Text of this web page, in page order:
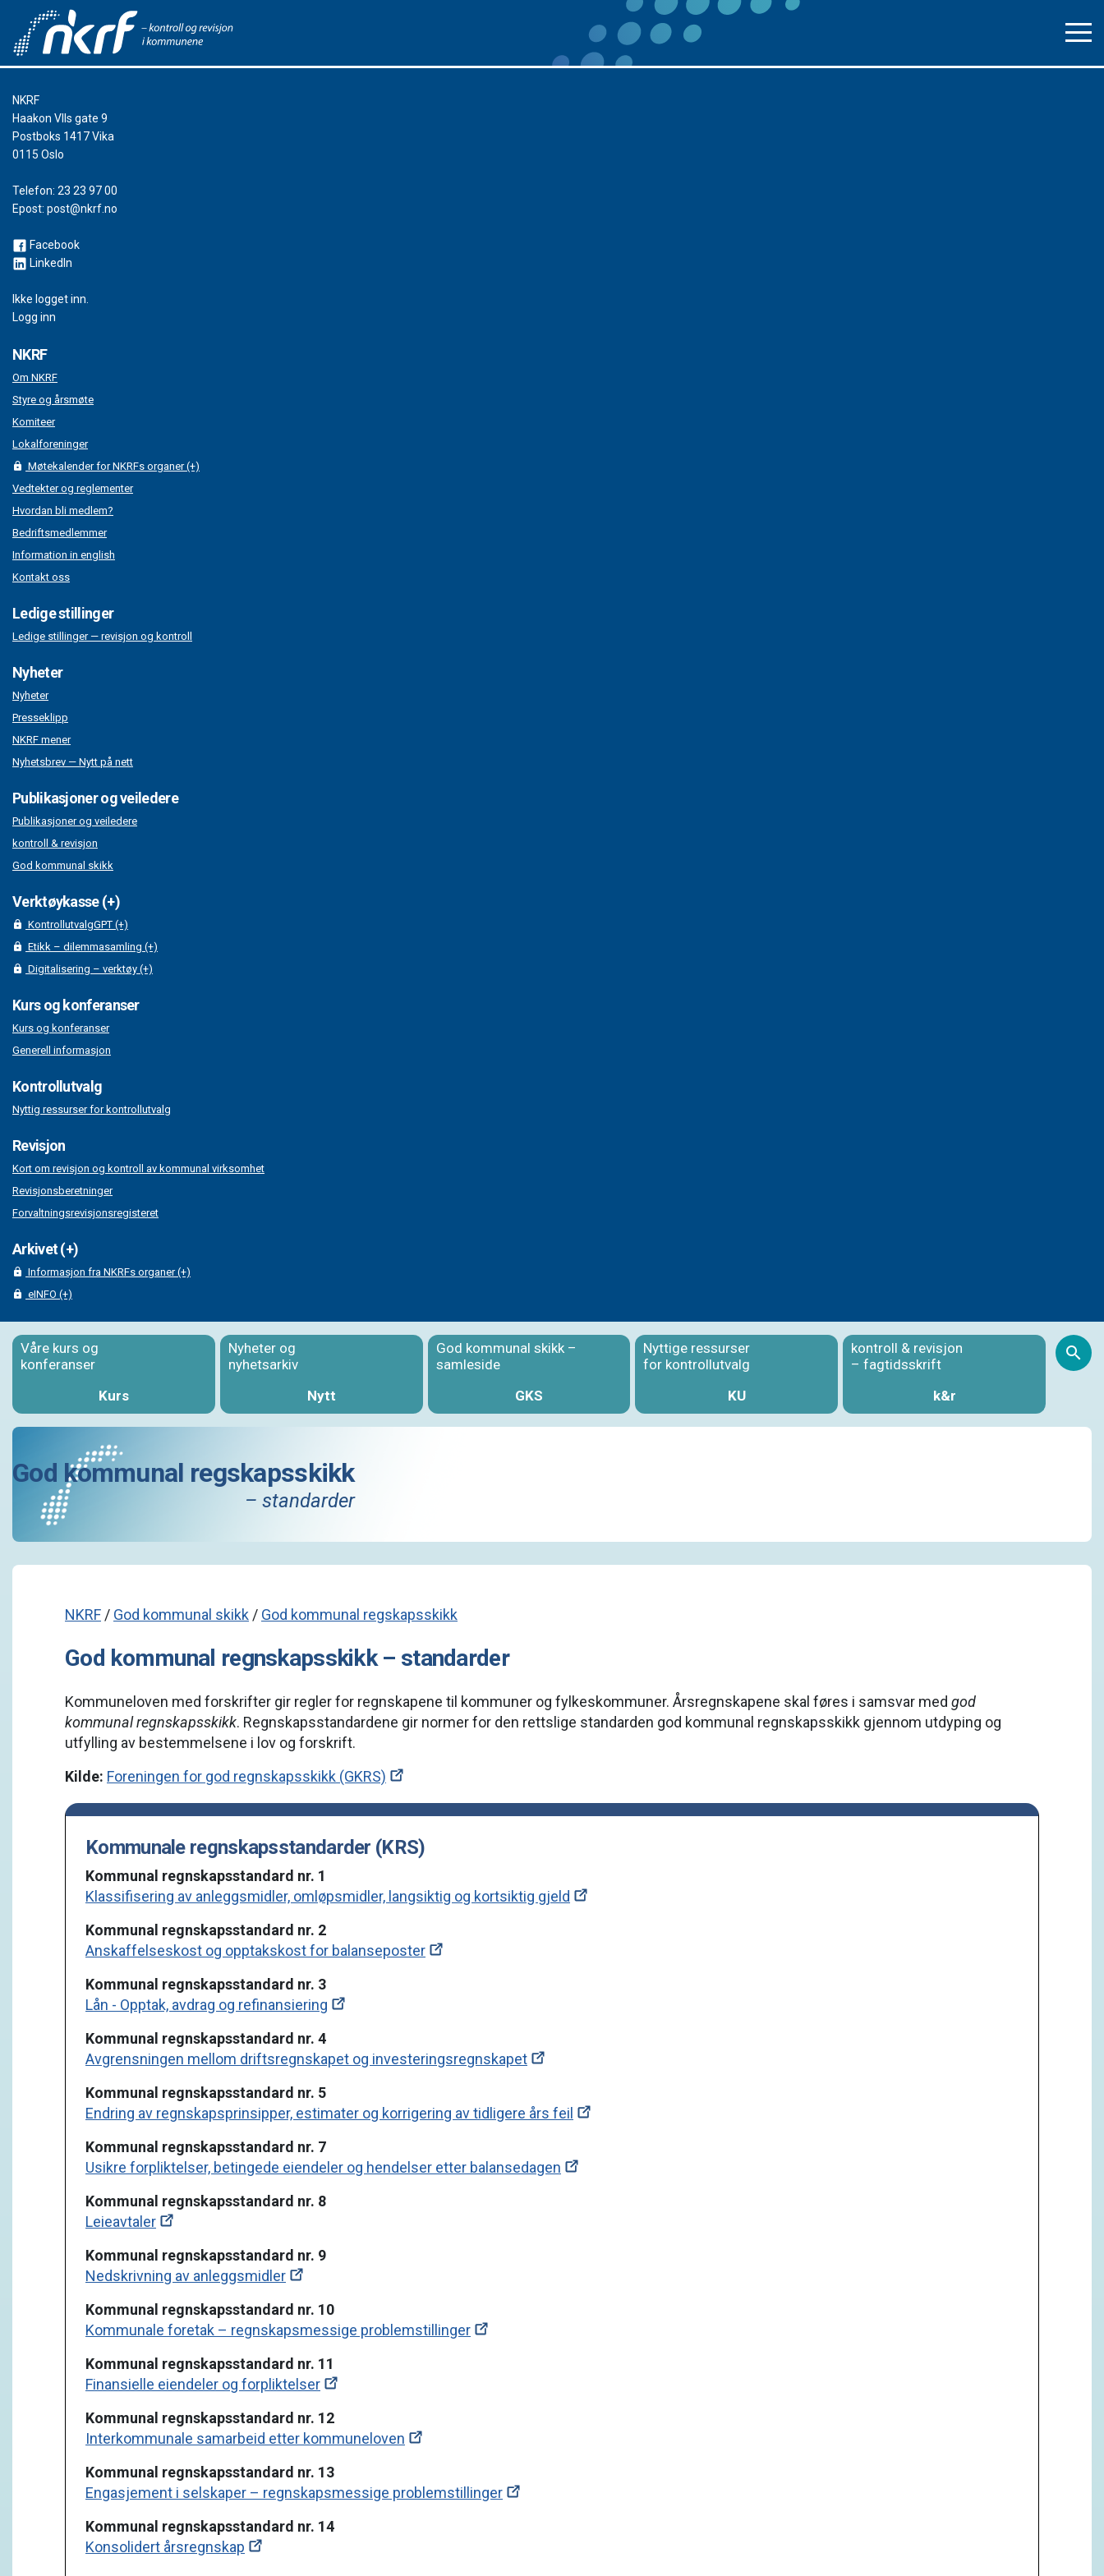
NKRF
Haakon VIIs gate 9
Postboks 1417 Vika
0115 Oslo
Telefon: 23 23 97 00
Epost: post@nkrf.no
Facebook
LinkedIn
Ikke logget inn.
Logg inn
NKRF
Om NKRF
Styre og årsmøte
Komiteer
Lokalforeninger
Møtekalender for NKRFs organer (+)
Vedtekter og reglementer
Hvordan bli medlem?
Bedriftsmedlemmer
Information in english
Kontakt oss
Ledige stillinger
Ledige stillinger — revisjon og kontroll
Nyheter
Nyheter
Presseklipp
NKRF mener
Nyhetsbrev — Nytt på nett
Publikasjoner og veiledere
Publikasjoner og veiledere
kontroll & revisjon
God kommunal skikk
Verktøykasse (+)
KontrollutvalgGPT (+)
Etikk – dilemmasamling (+)
Digitalisering – verktøy (+)
Kurs og konferanser
Kurs og konferanser
Generell informasjon
Kontrollutvalg
Nyttig ressurser for kontrollutvalg
Revisjon
Kort om revisjon og kontroll av kommunal virksomhet
Revisjonsberetninger
Forvaltningsrevisjonsregisteret
Arkivet (+)
Informasjon fra NKRFs organer (+)
eINFO (+)
Våre kurs og
konferanser
Kurs
Nyheter og
nyhetsarkiv
Nytt
God kommunal skikk –
samleside
GKS
Nyttige ressurser
for kontrollutvalg
KU
kontroll & revisjon
– fagtidsskrift
k&r
God kommunal regskapsskikk
– standarder
NKRF / God kommunal skikk / God kommunal regskapsskikk
God kommunal regnskapsskikk – standarder
Kommuneloven med forskrifter gir regler for regnskapene til kommuner og fylkeskommuner. Årsregnskapene skal føres i samsvar med god
kommunal regnskapsskikk. Regnskapsstandardene gir normer for den rettslige standarden god kommunal regnskapsskikk gjennom utdyping og
utfylling av bestemmelsene i lov og forskrift.
Kilde: Foreningen for god regnskapsskikk (GKRS)
Kommunale regnskapsstandarder (KRS)
Kommunal regnskapsstandard nr. 1
Klassifisering av anleggsmidler, omløpsmidler, langsiktig og kortsiktig gjeld
Kommunal regnskapsstandard nr. 2
Anskaffelseskost og opptakskost for balanseposter
Kommunal regnskapsstandard nr. 3
Lån - Opptak, avdrag og refinansiering
Kommunal regnskapsstandard nr. 4
Avgrensningen mellom driftsregnskapet og investeringsregnskapet
Kommunal regnskapsstandard nr. 5
Endring av regnskapsprinsipper, estimater og korrigering av tidligere års feil
Kommunal regnskapsstandard nr. 7
Usikre forpliktelser, betingede eiendeler og hendelser etter balansedagen
Kommunal regnskapsstandard nr. 8
Leieavtaler
Kommunal regnskapsstandard nr. 9
Nedskrivning av anleggsmidler
Kommunal regnskapsstandard nr. 10
Kommunale foretak – regnskapsmessige problemstillinger
Kommunal regnskapsstandard nr. 11
Finansielle eiendeler og forpliktelser
Kommunal regnskapsstandard nr. 12
Interkommunale samarbeid etter kommuneloven
Kommunal regnskapsstandard nr. 13
Engasjement i selskaper – regnskapsmessige problemstillinger
Kommunal regnskapsstandard nr. 14
Konsolidert årsregnskap